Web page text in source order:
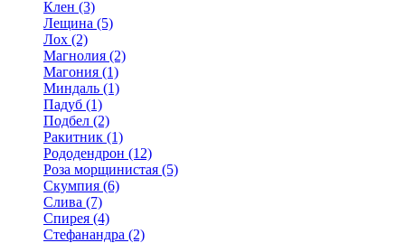
Клен (3)
Лещина (5)
Лох (2)
Магнолия (2)
Магония (1)
Миндаль (1)
Падуб (1)
Подбел (2)
Ракитник (1)
Рододендрон (12)
Роза морщинистая (5)
Скумпия (6)
Слива (7)
Спирея (4)
Стефанандра (2)